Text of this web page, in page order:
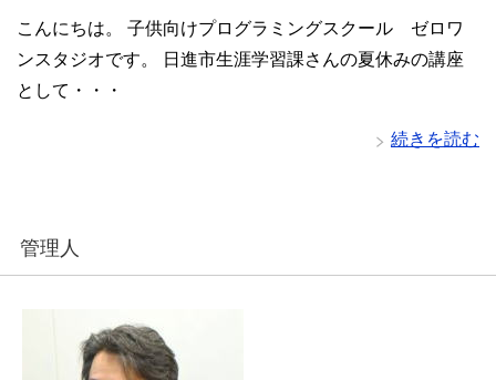
こんにちは。 子供向けプログラミングスクール ゼロワ
ンスタジオです。 日進市生涯学習課さんの夏休みの講座
として・・・
続きを読む
管理人